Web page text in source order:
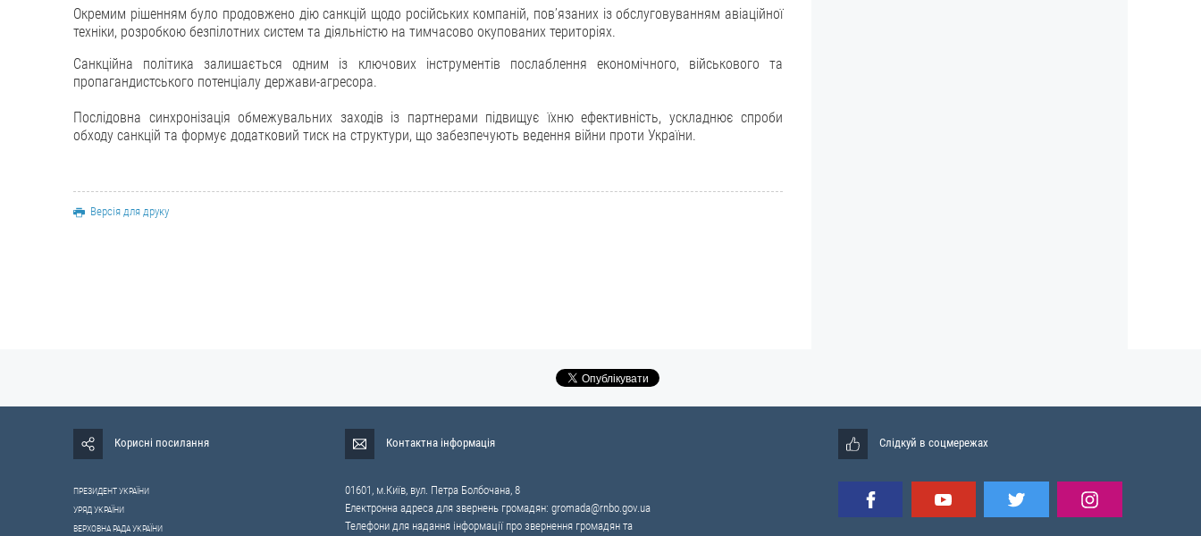
Окремим рішенням було продовжено дію санкцій щодо російських компаній, пов’язаних із обслуговуванням авіаційної
техніки, розробкою безпілотних систем та діяльністю на тимчасово окупованих територіях.
Санкційна політика залишається одним із ключових інструментів послаблення економічного, військового та
пропагандистського потенціалу держави-агресора.
Послідовна синхронізація обмежувальних заходів із партнерами підвищує їхню ефективність, ускладнює спроби
обходу санкцій та формує додатковий тиск на структури, що забезпечують ведення війни проти України.
Версія для друку
Корисні посилання
ПРЕЗИДЕНТ УКРАЇНИ
УРЯД УКРАЇНИ
ВЕРХОВНА РАДА УКРАЇНИ
Контактна інформація
01601, м.Київ, вул. Петра Болбочана, 8
Електронна адреса для звернень громадян: gromada@rnbo.gov.ua
Телефони для надання інформації про звернення громадян та
Слідкуй в соцмережах